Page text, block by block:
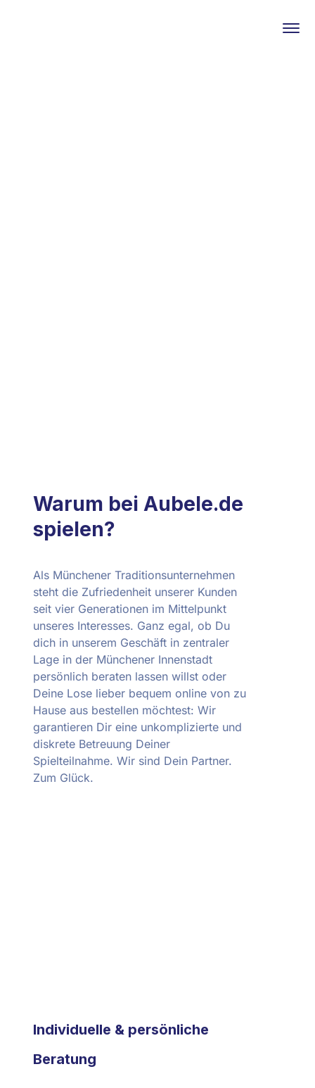
Warum bei Aubele.de
spielen?​
Als Münchener Traditionsunternehmen
steht die Zufriedenheit unserer Kunden
seit vier Generationen im Mittelpunkt
unseres Interesses. Ganz egal, ob Du
dich in unserem Geschäft in zentraler
Lage in der Münchener Innenstadt
persönlich beraten lassen willst oder
Deine Lose lieber bequem online von zu
Hause aus bestellen möchtest: Wir
garantieren Dir eine unkomplizierte und
diskrete Betreuung Deiner
Spielteilnahme. Wir sind Dein Partner.
Zum Glück.
Individuelle & persönliche
Beratung